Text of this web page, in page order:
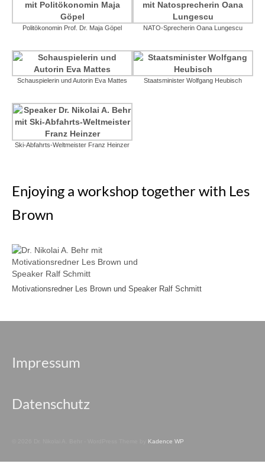
Politökonomin Prof. Dr. Maja Göpel NATO-Sprecherin Oana Lungescu
Schauspielerin und Autorin Eva Mattes Staatsminister Wolfgang Heubisch
Ski-Abfahrts-Weltmeister Franz Heinzer
Enjoying a workshop together with Les
Brown
Motivationsredner Les Brown und Speaker Ralf Schmitt
Impressum
Datenschutz
Kadence WP